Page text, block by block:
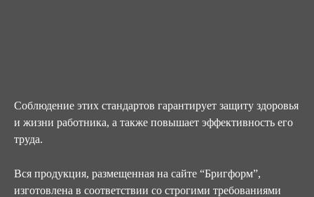
Соблюдение этих стандартов гарантирует защиту здоровья
и жизни работника, а также повышает эффективность его
труда.
Вся продукция, размещенная на сайте “Бригформ”,
изготовлена в соответствии со строгими требованиями